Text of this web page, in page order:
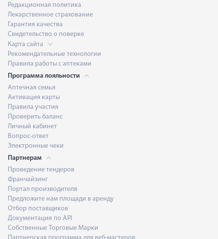
Редакционная политика
Лекарственное страхование
Гарантия качества
Свидетельство о поверке
Карта сайта
Рекомендательные технологии
Правила работы с аптеками
Программа лояльности
Аптечная семья
Активация карты
Правила участия
Проверить баланс
Личный кабинет
Вопрос-ответ
Электронные чеки
Партнерам
Проведение тендеров
Франчайзинг
Портал производителя
Предложите нам площади в аренду
Отбор поставщиков
Документация по API
Собственные Торговые Марки